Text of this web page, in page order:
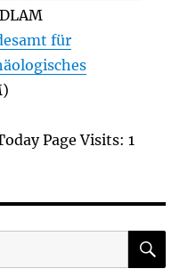
für
Page Visits: 1